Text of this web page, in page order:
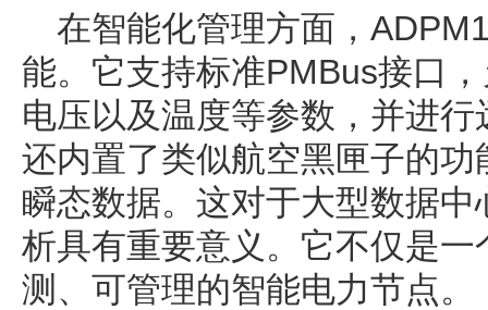
在智能化管理方面，
能。它支持标准PMBus接口
电压以及温度等参数，并进
还内置了类似航空黑匣子的
瞬态数据。这对于大型数据
析具有重要意义。它不仅是
测、可管理的智能电力节点。